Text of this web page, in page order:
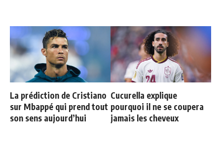
La prédiction de Cristiano
sur Mbappé qui prend tout
son sens aujourd’hui
Cucurella explique
pourquoi il ne se coupera
jamais les cheveux